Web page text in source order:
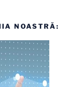
NOASTRĂ: